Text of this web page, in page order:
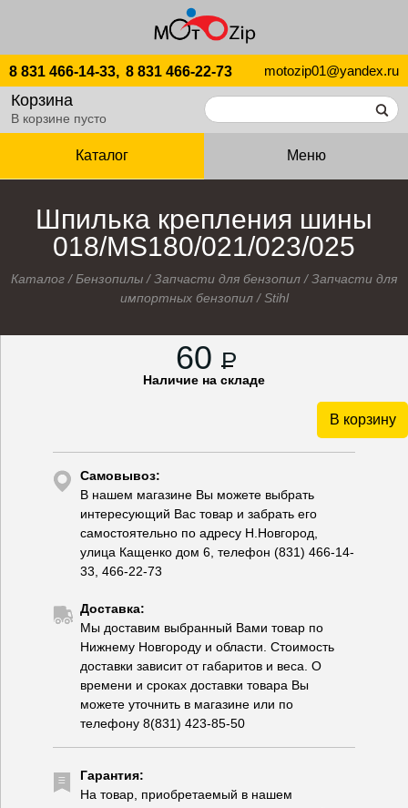
8 831 466-14-33, 8 831 466-22-73 motozip01@yandex.ru
Корзина
В корзине пусто
Каталог Меню
Шпилька крепления шины
018/MS180/021/023/025
Каталог /Бензопилы /Запчасти для бензопил /Запчасти для
импортных бензопил/Stihl
60 P
Наличие на складе
В корзину
Самовывоз:
В нашем магазине Вы можете выбрать
интересующий Вас товар и забрать его
самостоятельно по адресу Н.Новгород,
улица Кащенко дом 6, телефон (831) 466-14-
33, 466-22-73
Доставка:
Мы доставим выбранный Вами товар по
Нижнему Новгороду и области. Стоимость
доставки зависит от габаритов и веса. О
времени и сроках доставки товара Вы
можете уточнить в магазине или по
телефону 8(831) 423-85-50
Гарантия:
На товар, приобретаемый в нашем